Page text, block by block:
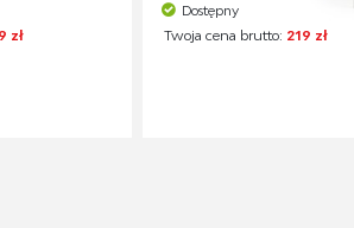
zł
Dostępny
Twoja cena brutto: 219 zł